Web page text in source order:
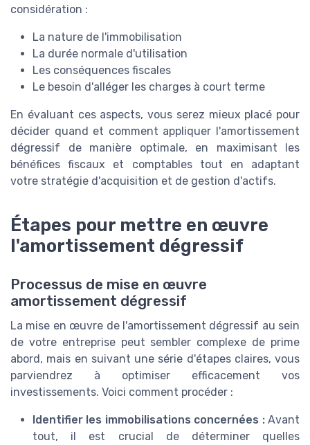
considération :
La nature de l'immobilisation
La durée normale d'utilisation
Les conséquences fiscales
Le besoin d'alléger les charges à court terme
En évaluant ces aspects, vous serez mieux placé pour
décider quand et comment appliquer l'amortissement
dégressif de manière optimale, en maximisant les
bénéfices fiscaux et comptables tout en adaptant
votre stratégie d'acquisition et de gestion d'actifs.
Étapes pour mettre en œuvre
l'amortissement dégressif
Processus de mise en œuvre
amortissement dégressif
La mise en œuvre de l'amortissement dégressif au sein
de votre entreprise peut sembler complexe de prime
abord, mais en suivant une série d'étapes claires, vous
parviendrez à optimiser efficacement vos
investissements. Voici comment procéder :
Identifier les immobilisations concernées :Avant
tout, il est crucial de déterminer quelles